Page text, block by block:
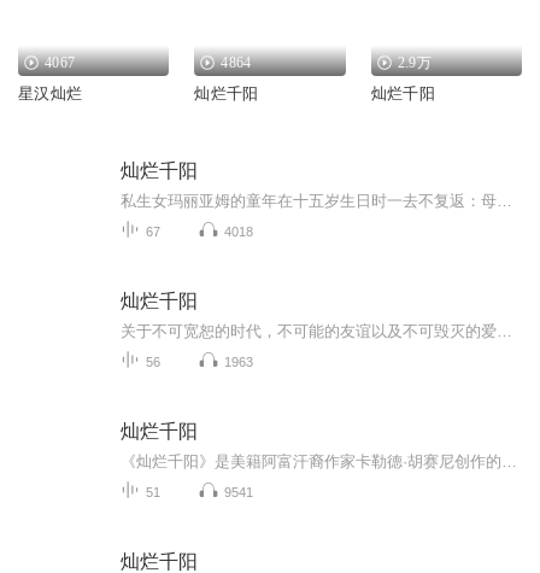
4067
星汉灿烂
4864
灿烂千阳
2.9万
灿烂千阳
灿烂千阳
67 4018
灿烂千阳
56 1963
灿烂千阳
51 9541
灿烂千阳